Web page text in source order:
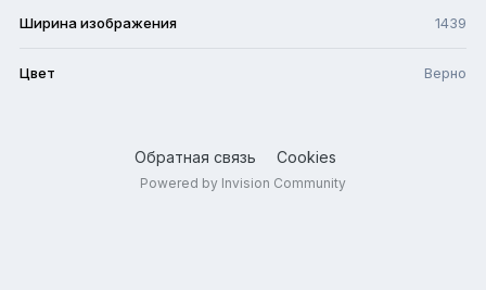
Ширина изображения 1439
Цвет Верно
Обратная связь Cookies
Powered by Invision Community